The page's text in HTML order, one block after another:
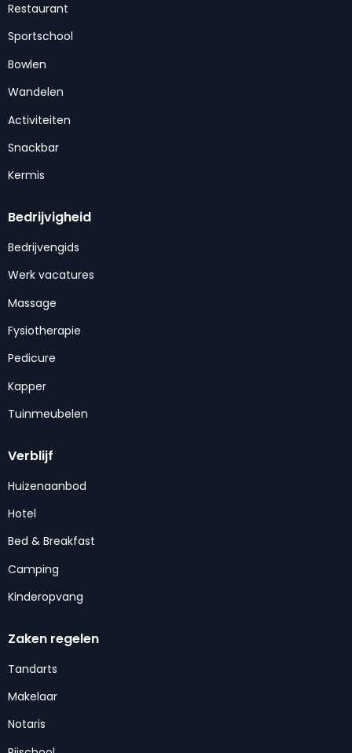
Restaurant
Sportschool
Bowlen
Wandelen
Activiteiten
Snackbar
Kermis
Bedrijvigheid
Bedrijvengids
Werk vacatures
Massage
Fysiotherapie
Pedicure
Kapper
Tuinmeubelen
Verblijf
Huizenaanbod
Hotel
Bed & Breakfast
Camping
Kinderopvang
Zaken regelen
Tandarts
Makelaar
Notaris